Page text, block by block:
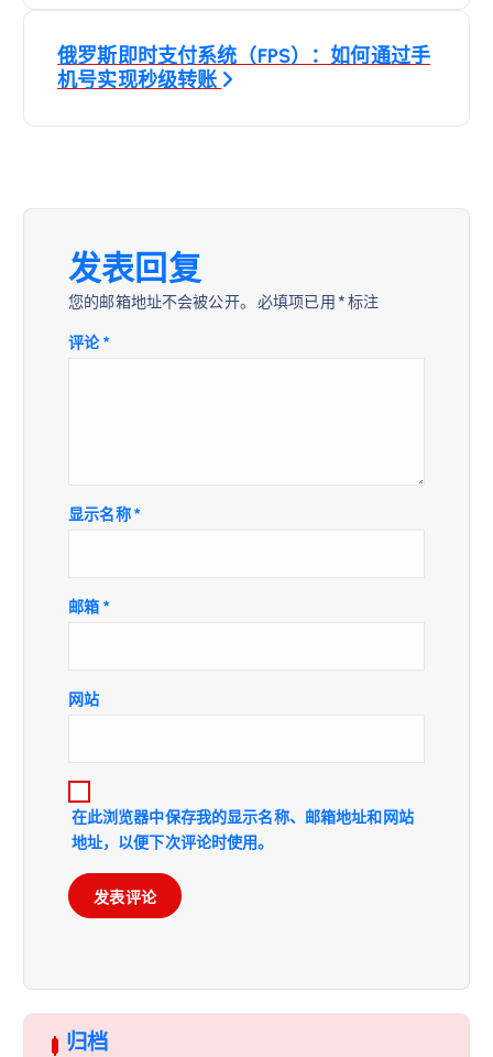
航俄罗斯即时支付系统（FPS）：如何通过手
机号实现秒级转账
发表回复
您的邮箱地址不会被公开。 必填项已用 *标注
评论*
显示名称*
邮箱 *
网站
在此浏览器中保存我的显示名称、邮箱地址和网站
地址，以便下次评论时使用。
归档